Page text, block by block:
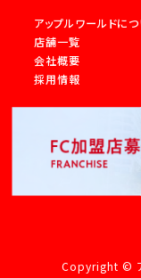
アップルワールドに
店舗一覧
会社概要
採用情報
Copyright ©